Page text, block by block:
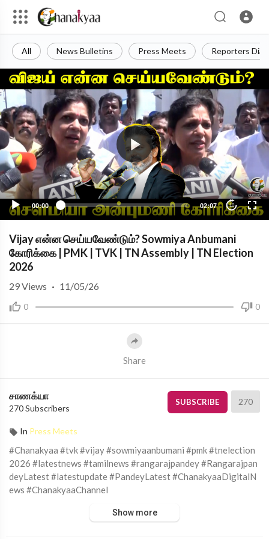
All News Bulletins Press Meets Reporters
00:00 02:07 10
Vijay என்ன செய்யவேண்டும்? Sowmiya Anbumani
கோரிக்கை | PMK | TVK | TN Assembly | TN Election
2026
0 0
29Views · 11/05/26
Share
சாணக்யா
270 Subscribers
SUBSCRIBE 270
In Press Meets
#Chanakyaa #tvk #vijay #sowmiyaanbumani #pmk #tnelection
2026 #latestnews #tamilnews #rangarajpandey #Rangarajpan
deyLatest #latestupdate #PandeyLatest #ChanakyaaDigitalN
ews #ChanakyaaChannel
Show more